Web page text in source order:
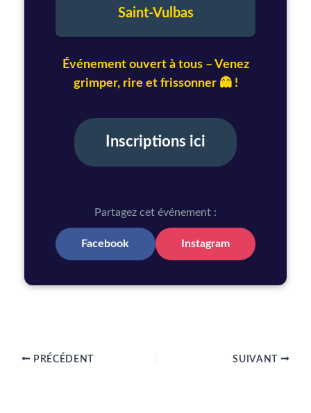
Saint-Vulbas
Événement ouvert à tous – Venez
grimper, rire et frissonner 👻 !
Inscriptions ici
Partagez cet événement :
Facebook Instagram
PRÉCÉDENT SUIVANT